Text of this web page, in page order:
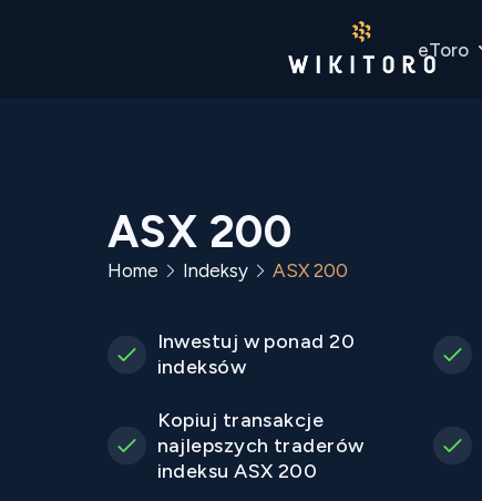
eToro
ASX 200
Home Indeksy ASX 200
Inwestuj w ponad 20
indeksów
Kopiuj transakcje
najlepszych traderów
indeksu ASX 200